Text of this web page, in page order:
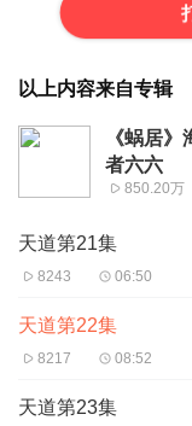
以上内容来自专辑
《蜗居
者六六
850.20万
天道第21集
8243 06:50
天道第22集
8217 08:52
天道第23集